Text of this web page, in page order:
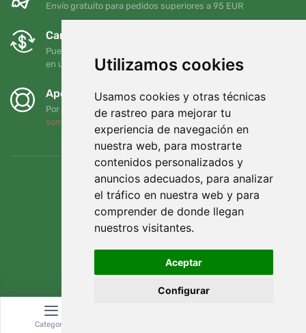
Utilizamos cookies
Usamos cookies y otras técnicas
de rastreo para mejorar tu
experiencia de navegación en
nuestra web, para mostrarte
contenidos personalizados y
anuncios adecuados, para analizar
el tráfico en nuestra web y para
comprender de donde llegan
nuestros visitantes.
Aceptar
Configurar
Envío gratuito para pedidos superiores a 95 EUR
Cambios y devoluciones gratuitos
Puede devolver o cambiar su pedido en cualquier momento
en un plazo de 90 días
Apoyamos a Trees.org
Por cada pedido plantamos un árbol. Leer más
somos
Categoría